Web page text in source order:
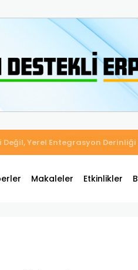
ERP ile Üretim, Satış ve
Makaleler Etkinlikler